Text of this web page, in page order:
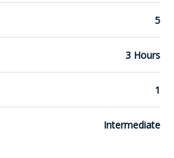
5
3 Hours
1
Intermediate